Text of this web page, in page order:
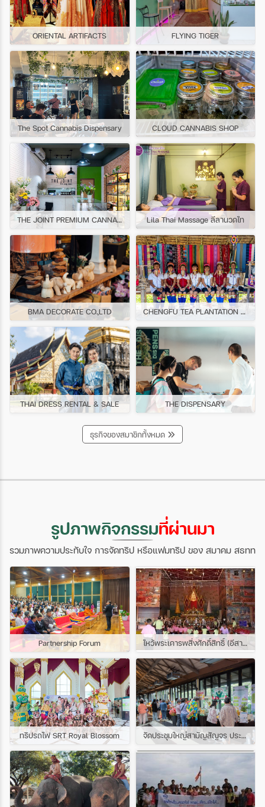
ORIENTAL ARTIFACTS FLYING TIGER
The Spot Cannabis Dispensary CLOUD CANNABIS SHOP
THE JOINT PREMIUM CANNABIS Lila Thai Massage ลีลานวดไท
BMA DECORATE CO.,LTD CHENGFU TEA PLANTATION Long Neck Kayan
THAI DRESS RENTAL & SALE THE DISPENSARY
ธุรกิจของสมาชิกทั้งหมด
รูปภาพกิจกรรมที่ผ่านมา
รวมภาพความประทับใจ การจัดทริป หรือแฟมทริป ของ สมาคม สธทท
Partnership Forum ไหว้พระเคารพสิ่งศักดิ์สิทธิ์ (อีสานเหนือ) 30 ต.ค.52-1พ.ย.52
ทริปรถไฟ SRT Royal Blossom จัดประชุมใหญ่สามัญสัญจร ประจำปี 2568 ในวันพุธที่ 2 เมษายน 2568